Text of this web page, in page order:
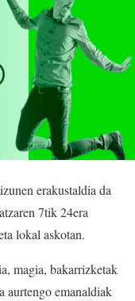
erakustaldia da
7tik 24era
lokal askotan.
magia, bakarrizketak
aurtengo emanaldiak